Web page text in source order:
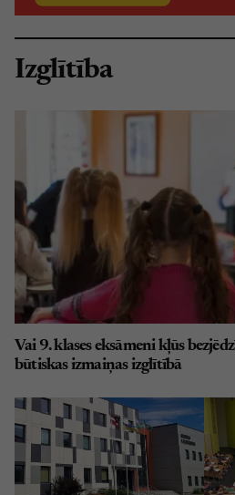
Izglītība
Vai 9. klases eksāmeni kļūs
būtiskas izmaiņas izglītībā